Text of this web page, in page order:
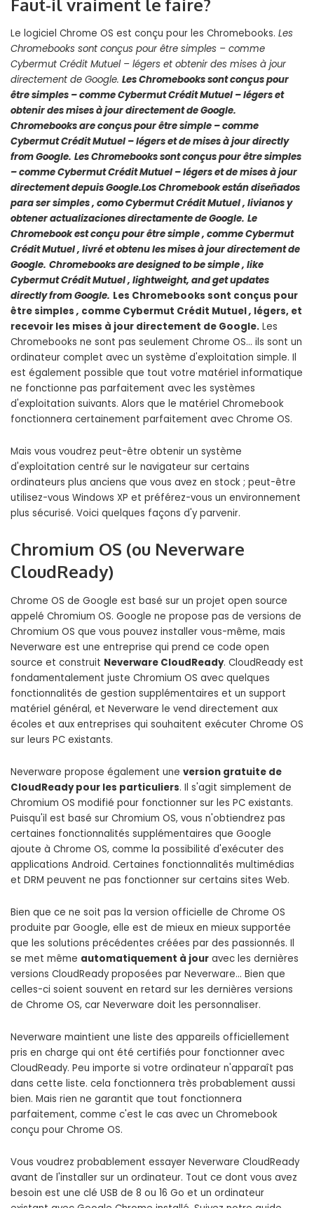
Faut-il vraiment le faire?
Le logiciel Chrome OS est conçu pour les Chromebooks. Les
Chromebooks sont conçus pour être simples – comme
Cybermut Crédit Mutuel – légers et obtenir des mises à jour
directement de Google. Les Chromebooks sont conçus pour
être simples –comme Cybermut Crédit Mutuel –légers et
obtenir des mises à jour directement de Google.
Chromebooks are conçus pour être simple –comme
Cybermut Crédit Mutuel –légers et de mises à jour directly
from Google. Les Chromebooks sont conçus pour être simples
–comme Cybermut Crédit Mutuel –légers et de mises à jour
directement depuis Google.Los Chromebook están diseñados
para ser simples, como Cybermut Crédit Mutuel, livianos y
obtener actualizaciones directamente de Google. Le
Chromebook est conçu pour être simple, comme Cybermut
Crédit Mutuel, livré et obtenu les mises à jour directement de
Google. Chromebooks are designed to be simple, like
Cybermut Crédit Mutuel, lightweight, and get updates
directly from Google. Les Chromebooks sont conçus pour
être simples , comme Cybermut Crédit Mutuel, légers, et
recevoir les mises à jour directement de Google. Les
Chromebooks ne sont pas seulement Chrome OS… ils sont un
ordinateur complet avec un système d'exploitation simple. Il
est également possible que tout votre matériel informatique
ne fonctionne pas parfaitement avec les systèmes
d'exploitation suivants. Alors que le matériel Chromebook
fonctionnera certainement parfaitement avec Chrome OS.
Mais vous voudrez peut-être obtenir un système
d'exploitation centré sur le navigateur sur certains
ordinateurs plus anciens que vous avez en stock ; peut-être
utilisez-vous Windows XP et préférez-vous un environnement
plus sécurisé. Voici quelques façons d'y parvenir.
Chromium OS (ou Neverware
CloudReady)
Chrome OS de Google est basé sur un projet open source
appelé Chromium OS. Google ne propose pas de versions de
Chromium OS que vous pouvez installer vous-même, mais
Neverware est une entreprise qui prend ce code open
source et construit Neverware CloudReady. CloudReady est
fondamentalement juste Chromium OS avec quelques
fonctionnalités de gestion supplémentaires et un support
matériel général, et Neverware le vend directement aux
écoles et aux entreprises qui souhaitent exécuter Chrome OS
sur leurs PC existants.
Neverware propose également une version gratuite de
CloudReady pour les particuliers. Il s'agit simplement de
Chromium OS modifié pour fonctionner sur les PC existants.
Puisqu'il est basé sur Chromium OS, vous n'obtiendrez pas
certaines fonctionnalités supplémentaires que Google
ajoute à Chrome OS, comme la possibilité d'exécuter des
applications Android. Certaines fonctionnalités multimédias
et DRM peuvent ne pas fonctionner sur certains sites Web.
Bien que ce ne soit pas la version officielle de Chrome OS
produite par Google, elle est de mieux en mieux supportée
que les solutions précédentes créées par des passionnés. Il
se met même automatiquement à jour avec les dernières
versions CloudReady proposées par Neverware… Bien que
celles-ci soient souvent en retard sur les dernières versions
de Chrome OS, car Neverware doit les personnaliser.
Neverware maintient une liste des appareils officiellement
pris en charge qui ont été certifiés pour fonctionner avec
CloudReady. Peu importe si votre ordinateur n'apparaît pas
dans cette liste. cela fonctionnera très probablement aussi
bien. Mais rien ne garantit que tout fonctionnera
parfaitement, comme c'est le cas avec un Chromebook
conçu pour Chrome OS.
Vous voudrez probablement essayer Neverware CloudReady
avant de l'installer sur un ordinateur. Tout ce dont vous avez
besoin est une clé USB de 8 ou 16 Go et un ordinateur